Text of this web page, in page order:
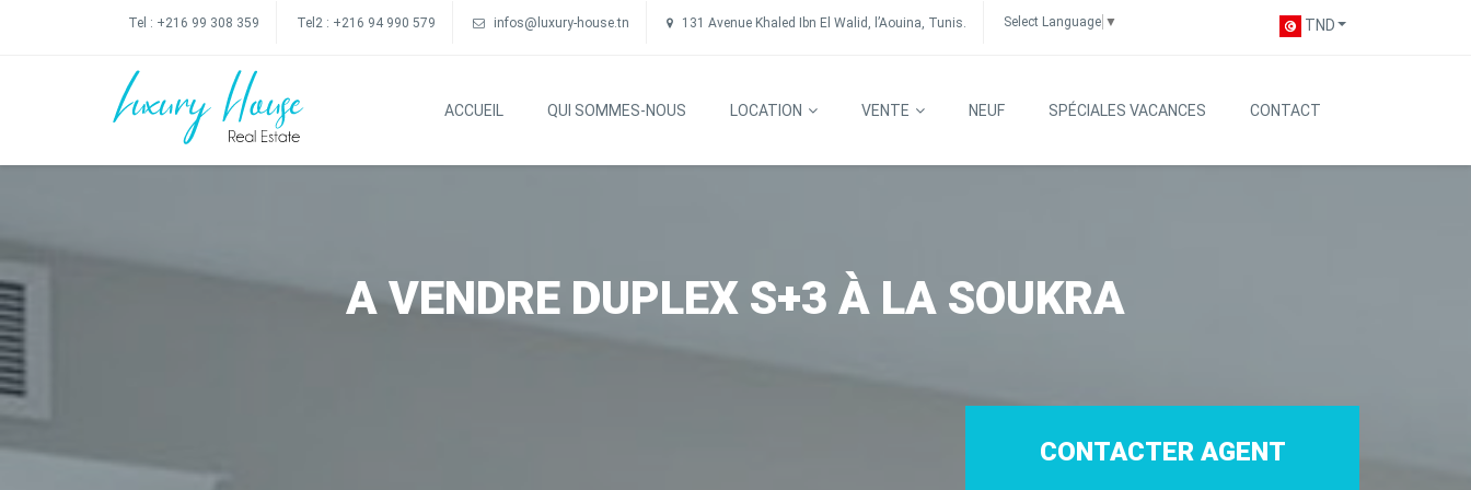
Tel : +216 99 308 359 Tel2 : +216 94 990 579 infos@luxury-house.tn 131 Avenue Khaled Ibn El Walid, l’Aouina, Tunis. Select Language ▼ TND
ACCUEIL QUI SOMMES-NOUS LOCATION VENTE NEUF SPÉCIALES VACANCES CONTACT
A VENDRE DUPLEX S+3 À LA SOUKRA
CONTACTER AGENT